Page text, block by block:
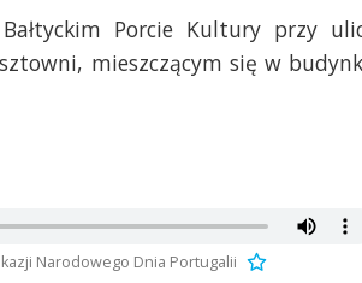
Porcie Kultury przy
mieszczącym się w
Narodowego Dnia Portugalii